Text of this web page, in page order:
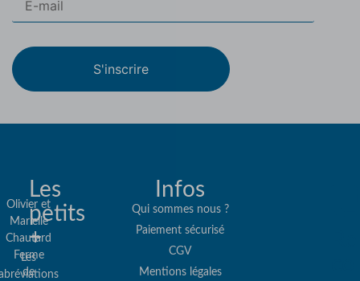
S'inscrire
Olivier et
Marielle
Chautard
Ferme
de
Les
petits
+
Les
Infos
Qui sommes nous ?
Paiement sécurisé
CGV
Mentions légales